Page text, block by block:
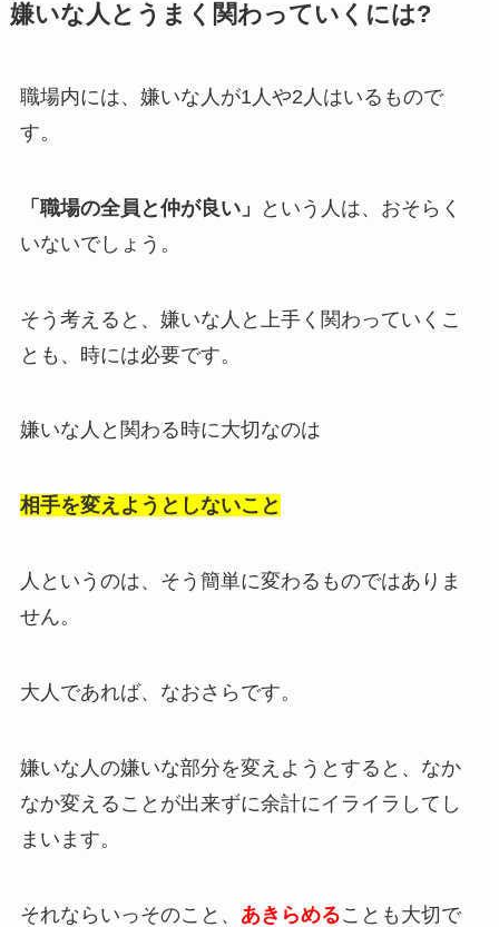
嫌いな人とうまく関わっていくには?
職場内には、嫌いな人が1人や2人はいるもので
す。
「職場の全員と仲が良い」
という人は、おそらく
いないでしょう。
そう考えると、嫌いな人と上手く関わっていくこ
とも、時には必要です。
嫌いな人と関わる時に大切なのは
相手を変えようとしないこと
人というのは、そう簡単に変わるものではありま
せん。
大人であれば、なおさらです。
嫌いな人の嫌いな部分を変えようとすると、なか
なか変えることが出来ずに余計にイライラしてし
まいます。
それならいっそのこと、 あきらめることも大切で